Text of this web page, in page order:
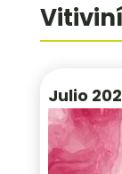
Julio